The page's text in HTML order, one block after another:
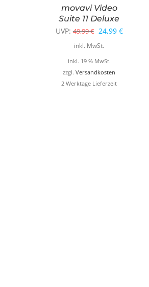
movavi Video
Suite 11 Deluxe
UVP: 49,99€ Ursprünglicher
Preis
war:
49,99 €
24,99 €Aktueller
inkl. MwSt.
inkl. 19 % MwSt.
zzgl.Versandkosten
2 Werktage Lieferzeit